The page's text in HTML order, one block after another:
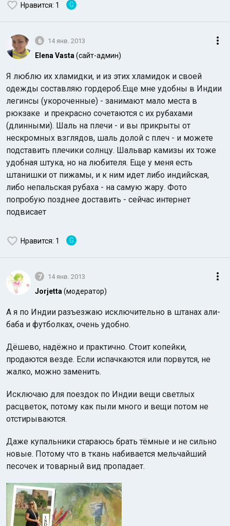
Нравится: 1 G
6 14 янв. 2013
Elena Vasta (сайт-админ)
Я люблю их хламидки, и из этих хламидок и своей
одежды составляю гордероб.Еще мне удобны в Индии
легинсы (укороченные) - занимают мало места в
рюкзаке и прекрасно сочетаются с их рубахами
(длинными). Шаль на плечи - и вы прикрыты от
нескромных взглядов, шаль долой с плеч - и можете
подставить плечики солнцу. Шальвар камизы их тоже
удобная штука, но на любителя. Еще у меня есть
штанишки от пижамы, и к ним идет либо индийская,
либо непальская рубаха - на самую жару. Фото
попробую позднее доставить - сейчас интернет
подвисает
Нравится: 1 G
7 14 янв. 2013
Jorjetta (модератор)
А я по Индии разъезжаю исключительно в штанах али-
баба и футболках, очень удобно.
Дёшево, надёжно и практично. Стоит копейки,
продаются везде. Если испачкаются или порвутся, не
жалко, можно заменить.
Исключаю для поездок по Индии вещи светлых
расцветок, потому как пыли много и вещи потом не
отстирываются.
Даже купальники стараюсь брать тёмные и не сильно
новые. Потому что в ткань набивается мельчайший
песочек и товарный вид пропадает.